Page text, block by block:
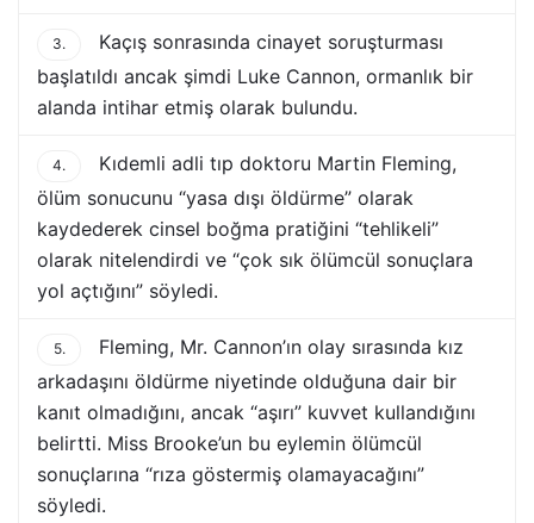
3.
Kaçış sonrasında cinayet soruşturması
başlatıldı ancak şimdi Luke Cannon, ormanlık bir
alanda intihar etmiş olarak bulundu.
4.
Kıdemli adli tıp doktoru Martin Fleming,
ölüm sonucunu “yasa dışı öldürme” olarak
kaydederek cinsel boğma pratiğini “tehlikeli”
olarak nitelendirdi ve “çok sık ölümcül sonuçlara
yol açtığını” söyledi.
5.
Fleming, Mr. Cannon’ın olay sırasında kız
arkadaşını öldürme niyetinde olduğuna dair bir
kanıt olmadığını, ancak “aşırı” kuvvet kullandığını
belirtti. Miss Brooke’un bu eylemin ölümcül
sonuçlarına “rıza göstermiş olamayacağını”
söyledi.